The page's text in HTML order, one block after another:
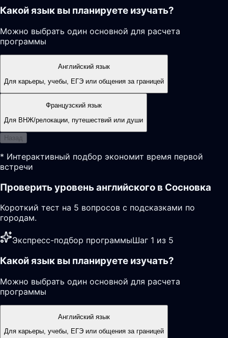
Какой язык вы планируете изучать?
Можно выбрать один основной для расчета
программы
Английский язык
Для карьеры, учебы, ЕГЭ или общения за границей
Французский язык
Для ВНЖ/релокации, путешествий или души
Назад
* Интерактивный подбор экономит время первой
встречи
Проверить уровень английского в Сосновка
Короткий тест на 5 вопросов с подсказками по
городам.
Экспресс-подбор программыШаг 1 из 5
Какой язык вы планируете изучать?
Можно выбрать один основной для расчета
программы
Английский язык
Для карьеры, учебы, ЕГЭ или общения за границей